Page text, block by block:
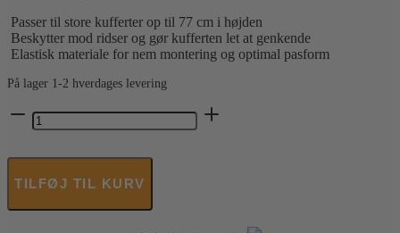
Passer til store kufferter op til 77 cm i højden
Beskytter mod ridser og gør kufferten let at genkende
Elastisk materiale for nem montering og optimal pasform
På lager 1-2 hverdages levering
Worldpack
-
Love
-
Stor
TILFØJ TIL KURV